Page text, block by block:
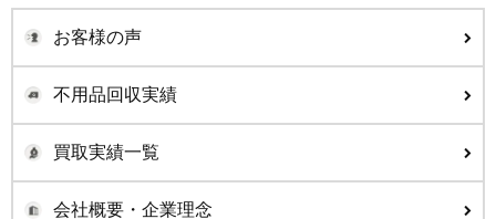
お客様の声
不用品回収実績
買取実績一覧
会社概要・企業理念